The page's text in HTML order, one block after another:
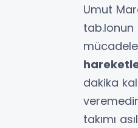
Umut
tab.lonun
dakika
takımı